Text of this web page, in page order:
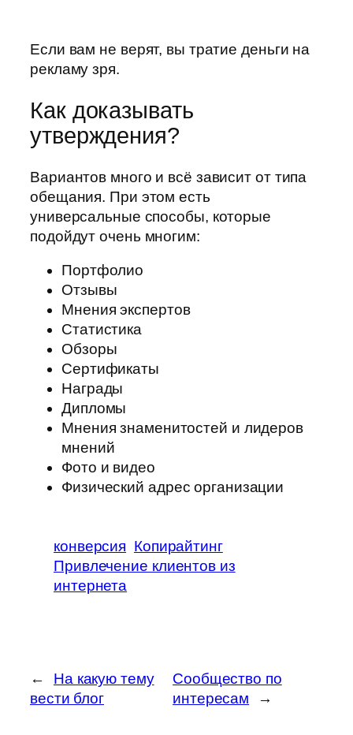
Если вам не верят, вы тратие деньги на
рекламу зря.
Как доказывать
утверждения?
Вариантов много и всё зависит от типа
обещания. При этом есть
универсальные способы, которые
подойдут очень многим:
Портфолио
Отзывы
Мнения экспертов
Статистика
Обзоры
Сертификаты
Награды
Дипломы
Мнения знаменитостей и лидеров
мнений
Фото и видео
Физический адрес организации
конверсия Копирайтинг
Привлечение клиентов из
интернета
←
На какую тему
вести блог
Сообщество по
интересам
→